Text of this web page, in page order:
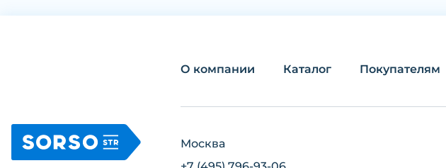
О компании Каталог Покупателям
Москва